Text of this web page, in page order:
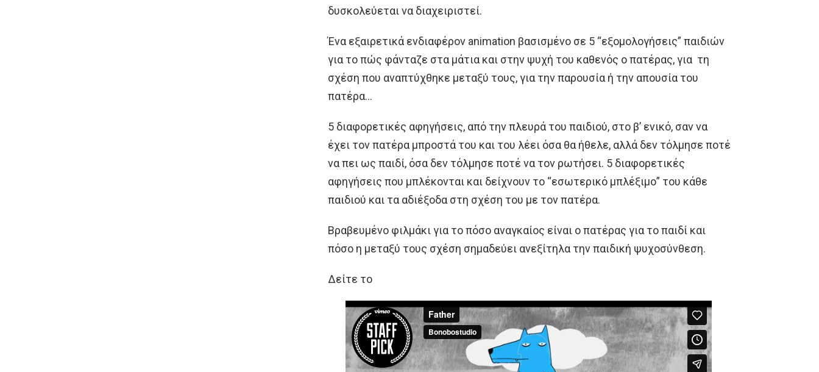
δυσκολεύεται να διαχειριστεί.
Ένα εξαιρετικά ενδιαφέρον animation βασισμένο σε 5 “εξομολογήσεις” παιδιών
για το πώς φάνταζε στα μάτια και στην ψυχή του καθενός ο πατέρας, για τη
σχέση που αναπτύχθηκε μεταξύ τους, για την παρουσία ή την απουσία του
πατέρα…
5 διαφορετικές αφηγήσεις, από την πλευρά του παιδιού, στο β’ ενικό, σαν να
έχει τον πατέρα μπροστά του και του λέει όσα θα ήθελε, αλλά δεν τόλμησε ποτέ
να πει ως παιδί, όσα δεν τόλμησε ποτέ να τον ρωτήσει. 5 διαφορετικές
αφηγήσεις που μπλέκονται και δείχνουν το “εσωτερικό μπλέξιμο” του κάθε
παιδιού και τα αδιέξοδα στη σχέση του με τον πατέρα.
Βραβευμένο φιλμάκι για το πόσο αναγκαίος είναι ο πατέρας για το παιδί και
πόσο η μεταξύ τους σχέση σημαδεύει ανεξίτηλα την παιδική ψυχοσύνθεση.
Δείτε το